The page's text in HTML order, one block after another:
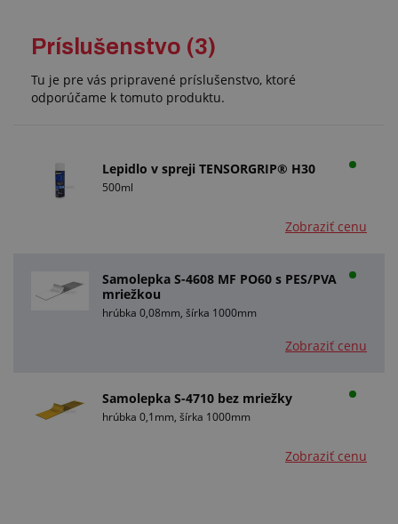
Príslušenstvo (3)
Tu je pre vás pripravené príslušenstvo, ktoré
odporúčame k tomuto produktu.
Lepidlo v spreji TENSORGRIP® H30
500ml
Zobraziť cenu
Samolepka S-4608 MF PO60 s PES/PVA
mriežkou
hrúbka 0,08mm, šírka 1000mm
Zobraziť cenu
Samolepka S-4710 bez mriežky
hrúbka 0,1mm, šírka 1000mm
Zobraziť cenu